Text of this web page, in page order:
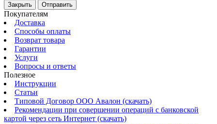
Закрыть Отправить
Покупателям
Доставка
Способы оплаты
Возврат товара
Гарантии
Услуги
Вопросы и ответы
Полезное
Инструкции
Статьи
Типовой Договор ООО Авалон (скачать)
Рекомендации при совершении операций с банковской
картой через сеть Интернет (скачать)